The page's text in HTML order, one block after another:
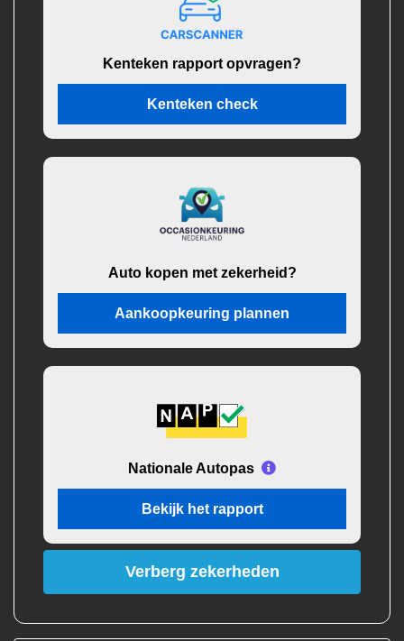
Kenteken rapport opvragen?
Kenteken check
Auto kopen met zekerheid?
Aankoopkeuring plannen
Nationale Autopas
Bekijk het rapport
Verberg zekerheden